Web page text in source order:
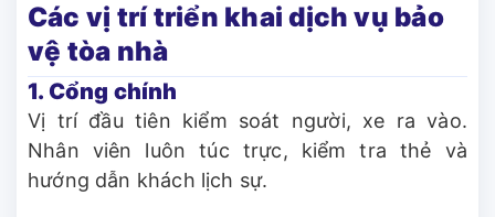
Các vị trí triển khai dịch vụ bảo
vệ tòa nhà
1. Cổng chính
Vị trí đầu tiên kiểm soát người, xe ra vào.
Nhân viên luôn túc trực, kiểm tra thẻ và
hướng dẫn khách lịch sự.